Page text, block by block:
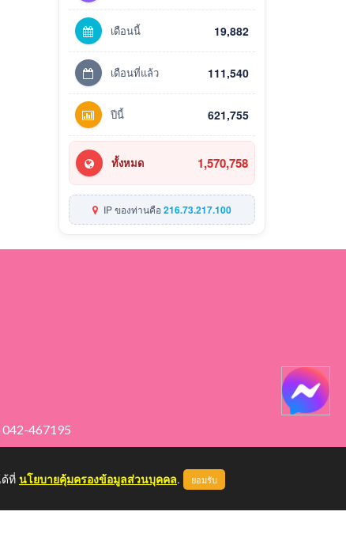
เดือนนี้ 19,882
เดือนที่แล้ว 111,540
ปีนี้ 621,755
ทั้งหมด 1,570,758
IP ของท่านคือ216.73.217.100
467195
ที่ นโยบายคุ้มครองข้อมูลส่วนบุคคล. ยอมรับ